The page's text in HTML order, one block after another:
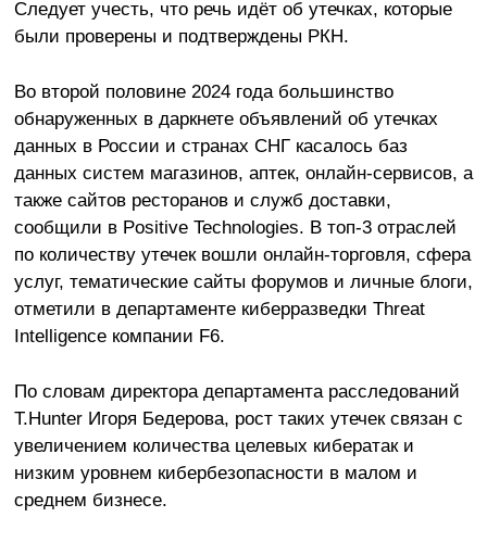
Следует учесть, что речь идёт об утечках, которые
были проверены и подтверждены РКН.
Во второй половине 2024 года большинство
обнаруженных в даркнете объявлений об утечках
данных в России и странах СНГ касалось баз
данных систем магазинов, аптек, онлайн-сервисов, а
также сайтов ресторанов и служб доставки,
сообщили в Positive Technologies. В топ-3 отраслей
по количеству утечек вошли онлайн-торговля, сфера
услуг, тематические сайты форумов и личные блоги,
отметили в департаменте киберразведки Threat
Intelligence компании F6.
По словам директора департамента расследований
T.Hunter Игоря Бедерова, рост таких утечек связан с
увеличением количества целевых кибератак и
низким уровнем кибербезопасности в малом и
среднем бизнесе.